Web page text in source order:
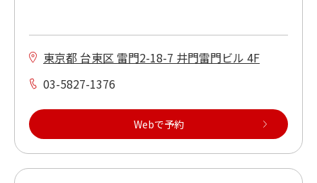
東京都 台東区 雷門2-18-7 井門雷門ビル 4F
03-5827-1376
Webで予約